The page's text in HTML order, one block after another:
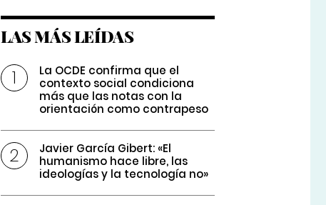
LAS MÁS LEÍDAS
La OCDE confirma que el
contexto social condiciona
más que las notas con la
orientación como contrapeso
Javier García Gibert: «El
humanismo hace libre, las
ideologías y la tecnología no»